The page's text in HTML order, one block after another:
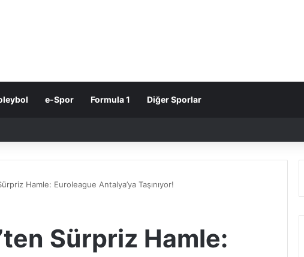
e-Spor Formula 1 Diğer Sporlar
Hamle: Euroleague Antalya’ya Taşınıyor!
Sürpriz Hamle: